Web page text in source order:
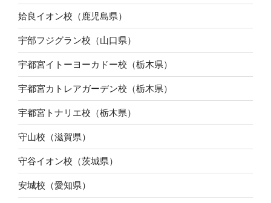
姶良イオン校（鹿児島県）
宇部フジグラン校（山口県）
宇都宮イトーヨーカドー校（栃木県）
宇都宮カトレアガーデン校（栃木県）
宇都宮トナリエ校（栃木県）
守山校（滋賀県）
守谷イオン校（茨城県）
安城校（愛知県）